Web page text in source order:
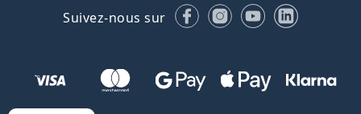
Suivez-nous sur FacebookInstagram
YouTubeLinkedIn